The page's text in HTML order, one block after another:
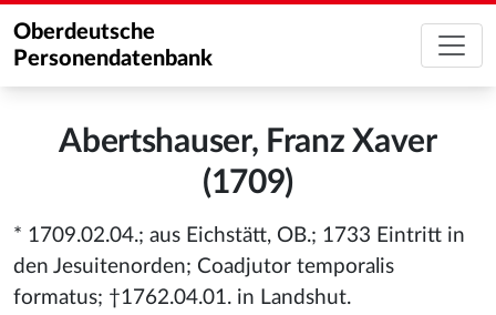
Oberdeutsche
Personendatenbank
Abertshauser, Franz Xaver
(1709)
* 1709.02.04.; aus Eichstätt, OB.; 1733 Eintritt in
den Jesuitenorden; Coadjutor temporalis
formatus; †1762.04.01. in Landshut.